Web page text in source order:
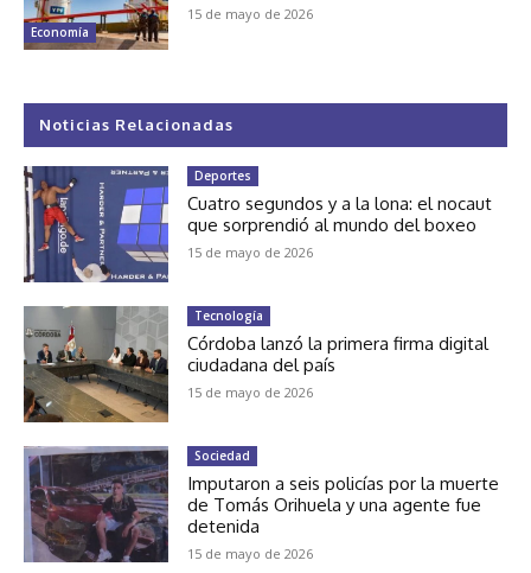
Economía
15 de mayo de 2026
Noticias Relacionadas
Deportes
Cuatro segundos y a la lona: el nocaut
que sorprendió al mundo del boxeo
15 de mayo de 2026
Tecnología
Córdoba lanzó la primera firma digital
ciudadana del país
15 de mayo de 2026
Sociedad
Imputaron a seis policías por la muerte
de Tomás Orihuela y una agente fue
detenida
15 de mayo de 2026